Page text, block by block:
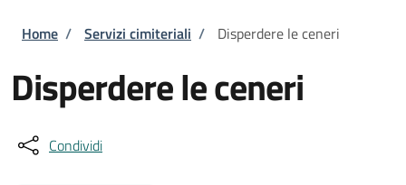
Briciole di pane
Home / Servizi cimiteriali / Disperdere le ceneri
Disperdere le ceneri
Condividi